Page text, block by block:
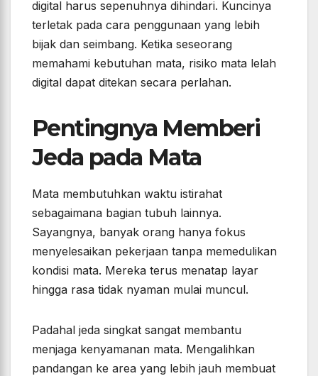
digital harus sepenuhnya dihindari. Kuncinya
terletak pada cara penggunaan yang lebih
bijak dan seimbang. Ketika seseorang
memahami kebutuhan mata, risiko mata lelah
digital dapat ditekan secara perlahan.
Pentingnya Memberi
Jeda pada Mata
Mata membutuhkan waktu istirahat
sebagaimana bagian tubuh lainnya.
Sayangnya, banyak orang hanya fokus
menyelesaikan pekerjaan tanpa memedulikan
kondisi mata. Mereka terus menatap layar
hingga rasa tidak nyaman mulai muncul.
Padahal jeda singkat sangat membantu
menjaga kenyamanan mata. Mengalihkan
pandangan ke area yang lebih jauh membuat